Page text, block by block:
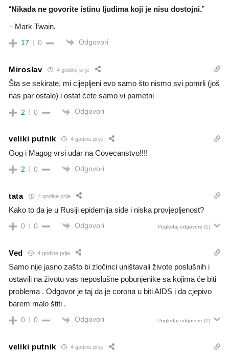
“Nikada ne govorite istinu ljudima koji je nisu dostojni.”
– Mark Twain.
17 0 Odgovori
Miroslav 4 godine prije
Šta se sekirate, mi cijepljeni evo samo što nismo svi pomrli (još
nas par ostalo) i ostat ćete samo vi pametni
2 0 Odgovori
veliki putnik 4 godine prije
Gog i Magog vrsi udar na Covecanstvo!!!!
2 0 Odgovori
tata 4 godine prije
Kako to da je u Rusiji epidemija side i niska provjepljenost?
0 0 Odgovori Pogledaj odgovore (1)
Ved 4 godine prije
Samo nije jasno zašto bi zločinci uništavali živote poslušnih i
ostavili na životu vas neposlušne pobunjenike sa kojima će biti
problema . Odgovor je taj da je corona u biti AIDS i da cjepivo
barem malo štiti .
0 0 Odgovori Pogledaj odgovore (1)
veliki putnik 4 godine prije